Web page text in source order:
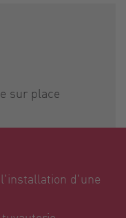
sur place
d'une